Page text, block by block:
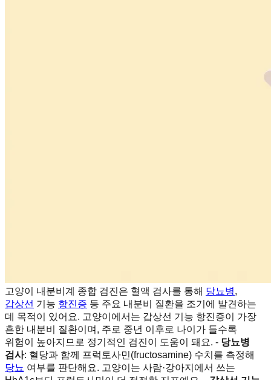
고양이 내분비계 종합 검진은 혈액 검사를 통해 당뇨병,
갑상선 기능 항진증 등 주요 내분비 질환을 조기에 발견하는
데 목적이 있어요. 고양이에서는 갑상선 기능 항진증이 가장
흔한 내분비 질환이며, 주로 중년 이후로 나이가 들수록
위험이 높아지므로 정기적인 검진이 도움이 돼요. - 당뇨병
검사: 혈당과 함께 프럭토사민(fructosamine) 수치를 측정해
당뇨 여부를 판단해요. 고양이는 사람·강아지에서 쓰는